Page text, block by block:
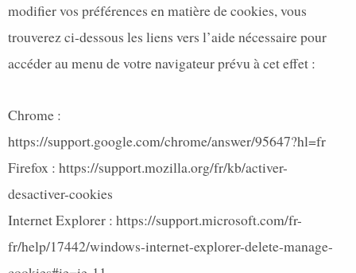
modifier vos préférences en matière de cookies, vous
trouverez ci-dessous les liens vers l’aide nécessaire pour
accéder au menu de votre navigateur prévu à cet effet :
Chrome :
https://support.google.com/chrome/answer/95647?hl=fr
Firefox : https://support.mozilla.org/fr/kb/activer-
desactiver-cookies
Internet Explorer : https://support.microsoft.com/fr-
fr/help/17442/windows-internet-explorer-delete-manage-